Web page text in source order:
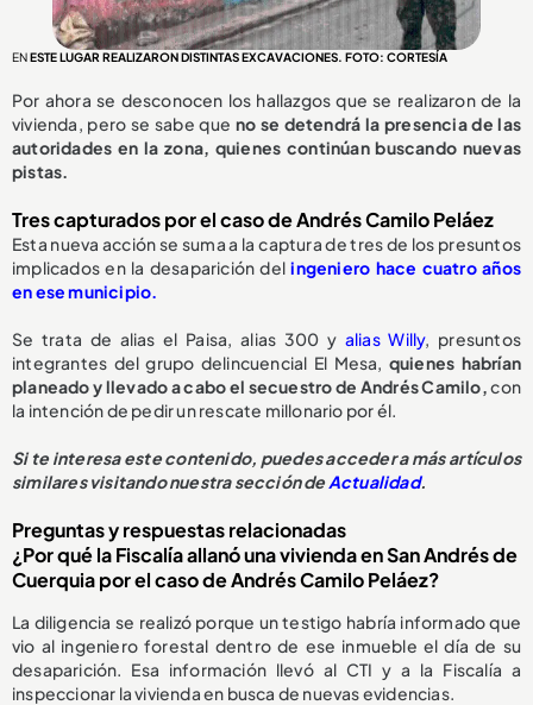
ENESTE LUGAR REALIZARON DISTINTAS EXCAVACIONES. FOTO: CORTESÍA
Por ahora se desconocen los hallazgos que se realizaron de la
vivienda, pero se sabe que no se detendrá la presencia de las
autoridades en la zona, quienes continúan buscando nuevas
pistas.
Tres capturados por el caso de Andrés Camilo Peláez
Esta nueva acción se suma a la captura de tres de los presuntos
implicados en la desaparición delingeniero hace cuatro años
en ese municipio.
Se trata de alias el Paisa, alias 300 y alias Willy, presuntos
integrantes del grupo delincuencial El Mesa, quienes habrían
planeado y llevado a cabo el secuestro de Andrés Camilo,con
la intención de pedir un rescate millonario por él.
Si te interesa este contenido, puedes acceder a más artículos
similares visitando nuestra sección deActualidad.
Preguntas y respuestas relacionadas
¿Por qué la Fiscalía allanó una vivienda en San Andrés de
Cuerquia por el caso de Andrés Camilo Peláez?
La diligencia se realizó porque un testigo habría informado que
vio al ingeniero forestal dentro de ese inmueble el día de su
desaparición. Esa información llevó al CTI y a la Fiscalía a
inspeccionar la vivienda en busca de nuevas evidencias.